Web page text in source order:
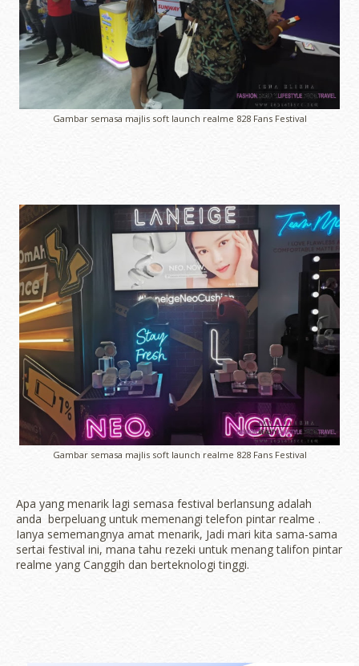
Gambar semasa majlis soft launch realme 828 Fans Festival
Gambar semasa majlis soft launch realme 828 Fans Festival
Apa yang menarik lagi semasa festival berlansung adalah
anda berpeluang untuk memenangi telefon pintar realme .
Ianya sememangnya amat menarik, Jadi mari kita sama-sama
sertai festival ini, mana tahu rezeki untuk menang talifon pintar
realme yang Canggih dan berteknologi tinggi.